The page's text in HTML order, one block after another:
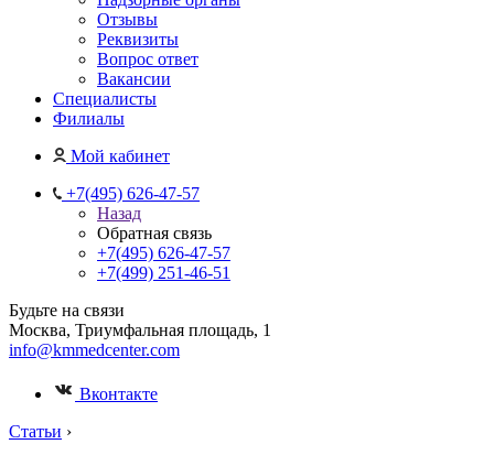
Отзывы
Реквизиты
Вопрос ответ
Вакансии
Специалисты
Филиалы
Мой кабинет
+7(495) 626-47-57
Назад
Обратная связь
+7(495) 626-47-57
+7(499) 251-46-51
Будьте на связи
Москва, Триумфальная площадь, 1
info@kmmedcenter.com
Вконтакте
Статьи ›